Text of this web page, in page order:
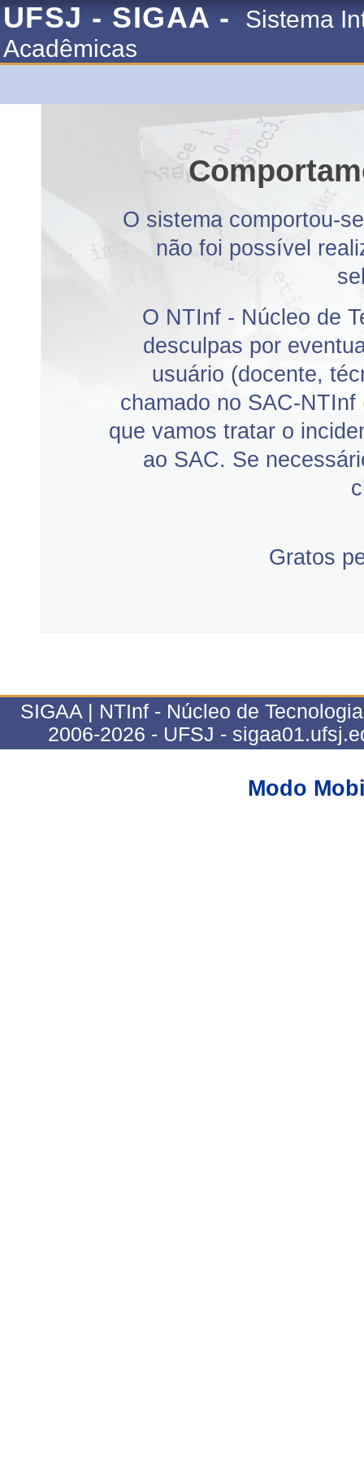
UFSJ - SIGAA -
Sistema
Acadêmicas
O sistema comportou-
não foi possível
O NTInf - Núcleo de
desculpas por
usuário (docente,
chamado no SAC-NTInf
que vamos tratar o
ao SAC. Se
Gratos
SIGAA | NTInf - Núcleo de
2006-2026 - UFSJ -
Modo